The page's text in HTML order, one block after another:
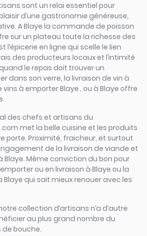
sont un relai essentiel pour
d’une gastronomie généreuse,
A Blaye la commande de poisson
sur un plateau toute la richesse des
l’épicerie en ligne qui scelle le lien
des producteurs locaux et l’intimité
le repas doit trouver un
dans son verre, la livraison de vin à
à emporter Blaye , ou à Blaye offre
des chefs et artisans du
met la belle cuisine et les produits
porte. Proximité, fraicheur, et surtout
de la livraison de viande et
Blaye. Même conviction du bon pour
ou en livraison à Blaye ou la
Blaye qui sait mieux renouer avec les
collection d’artisans n’a d’autre
au plus grand nombre du
de bouche.